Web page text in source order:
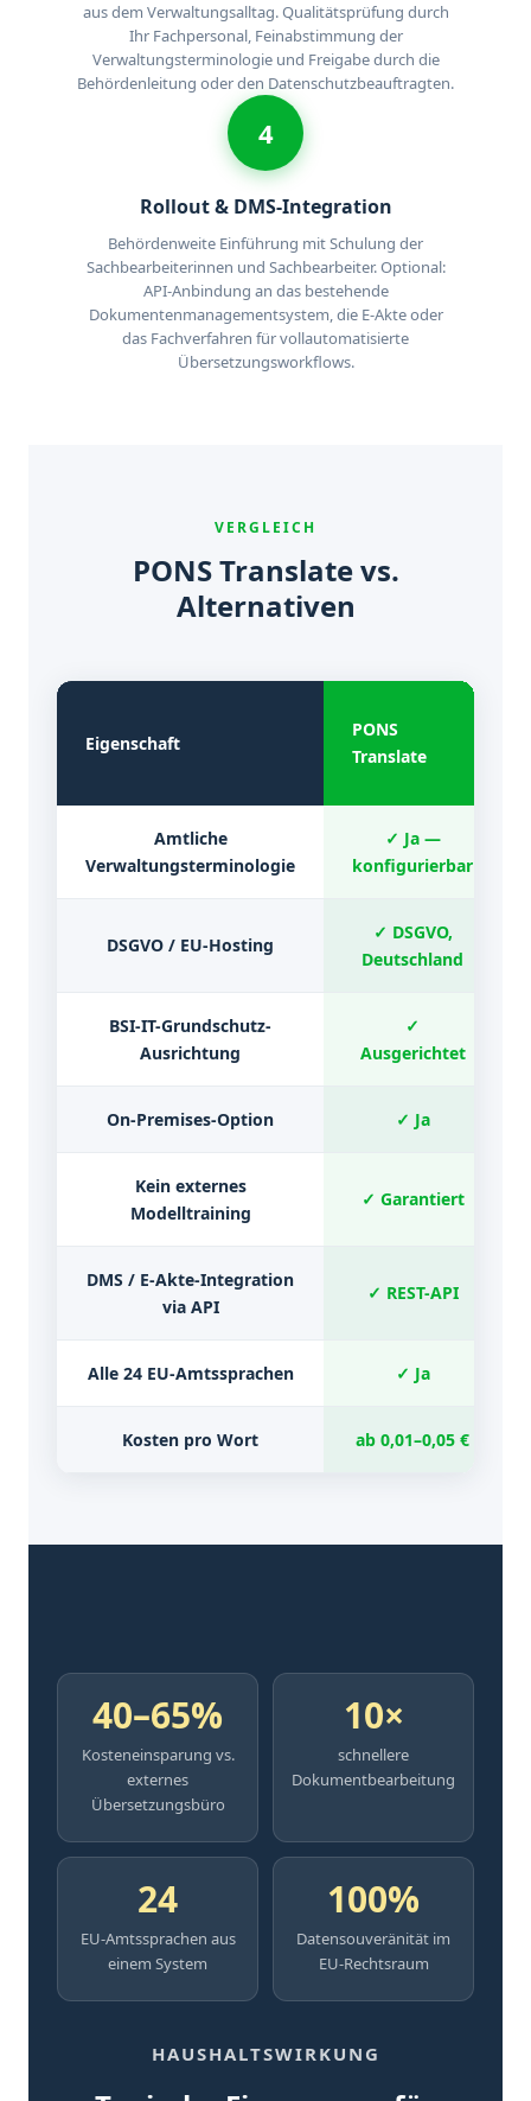
aus dem Verwaltungsalltag. Qualitätsprüfung durch
Ihr Fachpersonal, Feinabstimmung der
Verwaltungsterminologie und Freigabe durch die
Behördenleitung oder den Datenschutzbeauftragten.
4
Rollout & DMS-Integration
Behördenweite Einführung mit Schulung der
Sachbearbeiterinnen und Sachbearbeiter. Optional:
API-Anbindung an das bestehende
Dokumentenmanagementsystem, die E-Akte oder
das Fachverfahren für vollautomatisierte
Übersetzungsworkflows.
VERGLEICH
PONS Translate vs.
Alternativen
Eigenschaft
PONS
Translate
Amtliche
Verwaltungsterminologie
✓ Ja —
konfigurierbar
DSGVO / EU-Hosting
✓ DSGVO,
Deutschland
BSI-IT-Grundschutz-
Ausrichtung
✓
Ausgerichtet
On-Premises-Option ✓ Ja
Kein externes
Modelltraining
✓ Garantiert
DMS / E-Akte-Integration
via API
✓ REST-API
Alle 24 EU-Amtssprachen ✓ Ja
Kosten pro Wort ab 0,01–0,05 €
40–65%
Kosteneinsparung vs.
externes
Übersetzungsbüro
10×
schnellere
Dokumentbearbeitung
24
EU-Amtssprachen aus
einem System
100%
Datensouveränität im
EU-Rechtsraum
HAUSHALTSWIRKUNG